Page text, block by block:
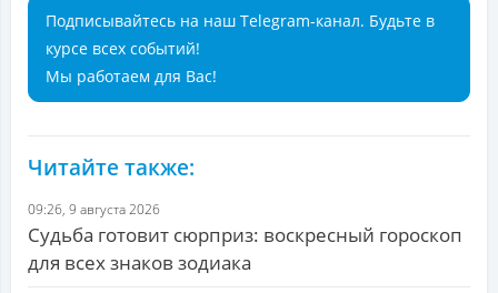
Подписывайтесь на наш Telegram-канал. Будьте в
курсе всех событий!
Мы работаем для Вас!
Читайте также:
09:26, 9 августа 2026
Судьба готовит сюрприз: воскресный гороскоп
для всех знаков зодиака